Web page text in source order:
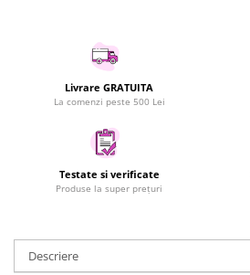
Silicon, spume si solutii tehnice
Sisteme Incalzire
Textile si covoare
Uscatoare rufe
Utilaje si materiale de constructii
Laptop, Tablete & Telefoane
Telefoane Mobile & accesorii
Livrare GRATUITA
La comenzi peste 500 Lei
Testate si verificate
Produse la super prețuri
Descriere